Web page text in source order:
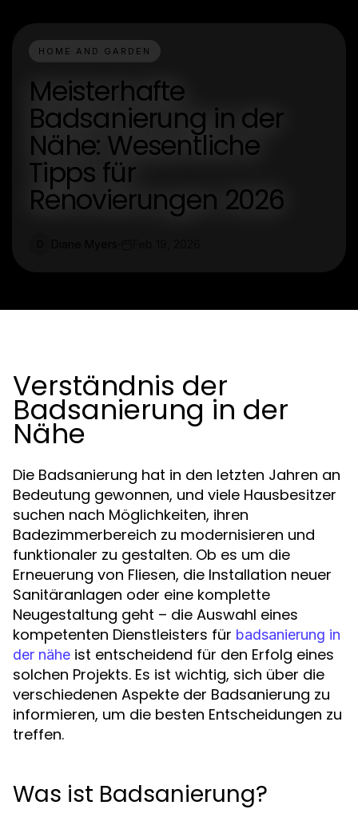
HOME AND GARDEN
Meisterhafte
Badsanierung in der
Nähe: Wesentliche
Tipps für
Renovierungen 2026
Verständnis der
Badsanierung in der
Nähe
Die Badsanierung hat in den letzten Jahren an
Bedeutung gewonnen, und viele Hausbesitzer
suchen nach Möglichkeiten, ihren
Badezimmerbereich zu modernisieren und
funktionaler zu gestalten. Ob es um die
Erneuerung von Fliesen, die Installation neuer
Sanitäranlagen oder eine komplette
Neugestaltung geht – die Auswahl eines
kompetenten Dienstleisters für badsanierung in
der nähe ist entscheidend für den Erfolg eines
solchen Projekts. Es ist wichtig, sich über die
verschiedenen Aspekte der Badsanierung zu
informieren, um die besten Entscheidungen zu
treffen.
Was ist Badsanierung?